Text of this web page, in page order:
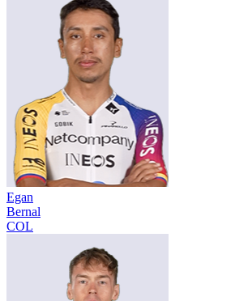
Egan
Bernal
COL